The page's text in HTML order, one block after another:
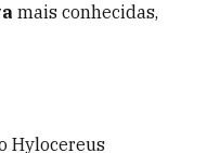
mais conhecidas,
Hylocereus